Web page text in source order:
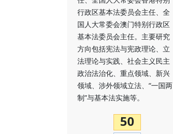
行政区基本法委员会主任、全
国人大常委会澳门特别行政区
基本法委员会主任。主要研究
方向包括宪法与宪政理论、立
法理论与实践、社会主义民主
政治法治化、重点领域、新兴
领域、涉外领域立法、“一国两
制”与基本法实施等。
50